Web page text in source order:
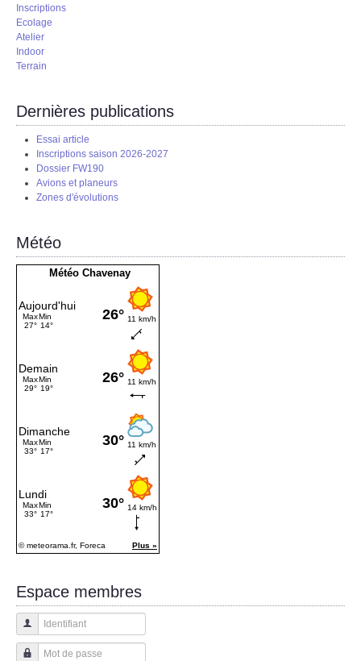
LIENS
Inscriptions
Ecolage
Atelier
Indoor
Terrain
Dernières publications
Essai article
Inscriptions saison 2026-2027
Dossier FW190
Avions et planeurs
Zones d'évolutions
Météo
Météo Chavenay
Espace membres
Identifiant